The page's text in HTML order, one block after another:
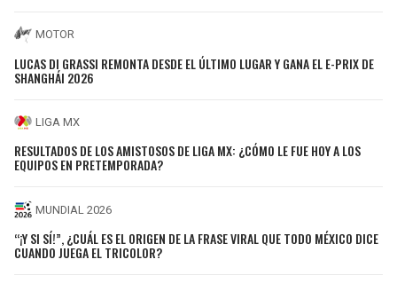
MOTOR
LUCAS DI GRASSI REMONTA DESDE EL ÚLTIMO LUGAR Y GANA EL E-PRIX DE
SHANGHÁI 2026
LIGA MX
RESULTADOS DE LOS AMISTOSOS DE LIGA MX: ¿CÓMO LE FUE HOY A LOS
EQUIPOS EN PRETEMPORADA?
MUNDIAL 2026
“¡Y SI SÍ!”, ¿CUÁL ES EL ORIGEN DE LA FRASE VIRAL QUE TODO MÉXICO DICE
CUANDO JUEGA EL TRICOLOR?